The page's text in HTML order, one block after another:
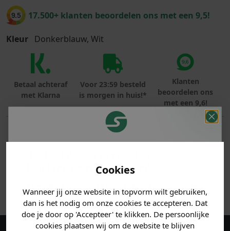
Cookies
Wanneer jij onze website in topvorm wilt gebruiken,
dan is het nodig om onze cookies te accepteren. Dat
doe je door op 'Accepteer' te klikken. De persoonlijke
cookies plaatsen wij om de website te blijven
9.5 17.500+ klanten beoordelen ons met een 9,5!
Kleur Donkerblauw, Wit
Betaal achteraf
met Klarna
Voor 23:59 besteld
is morgen in huis!*
Klanten
beoordelen ons
met een 9,6!
PRODUCTINFORMATIE
korting ontvangen!
Vertel ons waar je naar op
zoek bent en claim direct
jouwkorting.